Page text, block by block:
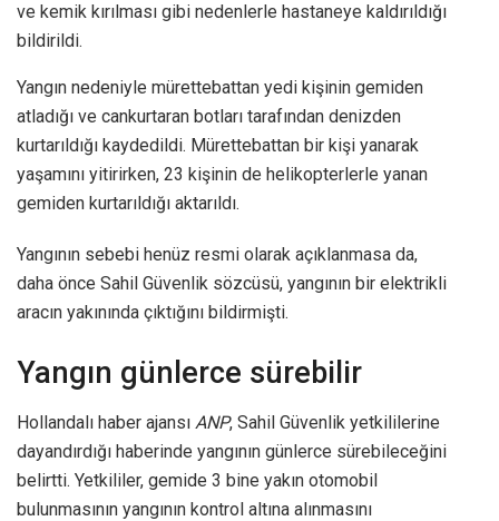
ve kemik kırılması gibi nedenlerle hastaneye kaldırıldığı
bildirildi.
Yangın nedeniyle mürettebattan yedi kişinin gemiden
atladığı ve cankurtaran botları tarafından denizden
kurtarıldığı kaydedildi. Mürettebattan bir kişi yanarak
yaşamını yitirirken, 23 kişinin de helikopterlerle yanan
gemiden kurtarıldığı aktarıldı.
Yangının sebebi henüz resmi olarak açıklanmasa da,
daha önce Sahil Güvenlik sözcüsü, yangının bir elektrikli
aracın yakınında çıktığını bildirmişti.
Yangın günlerce sürebilir
Hollandalı haber ajansı ANP, Sahil Güvenlik yetkililerine
dayandırdığı haberinde yangının günlerce sürebileceğini
belirtti. Yetkililer, gemide 3 bine yakın otomobil
bulunmasının yangının kontrol altına alınmasını